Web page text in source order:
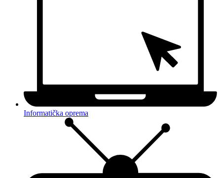
Informatička oprema